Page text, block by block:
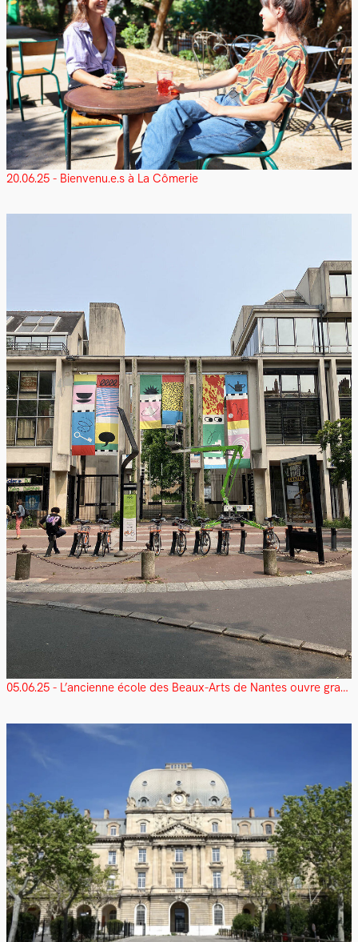
20.06.25 - Bienvenu.e.s à La Cômerie
05.06.25 - L’ancienne école des Beaux-Arts de Nantes ouvre grand ses portes !